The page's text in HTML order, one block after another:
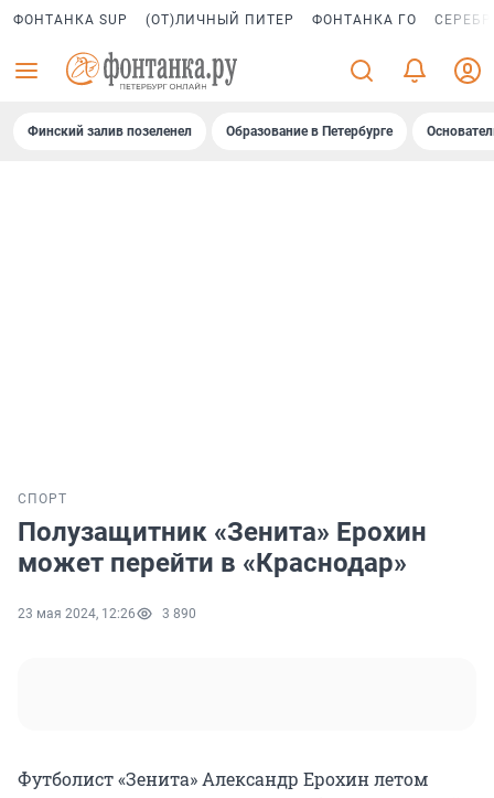
ФОНТАНКА SUP (ОТ)ЛИЧНЫЙ ПИТЕР ФОНТАНКА ГО
Финский залив позеленел Образование в Петербурге
СПОРТ
Полузащитник «Зенита» Ерохин
может перейти в «Краснодар»
23 мая 2024, 12:26 3 890
Футболист «Зенита» Александр Ерохин летом